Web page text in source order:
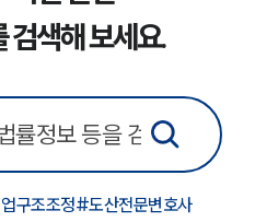
상담예약
상담예약
검색해 보세요.
구조조정#도산전문변호사